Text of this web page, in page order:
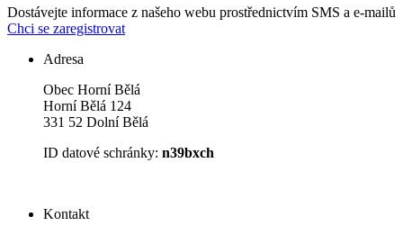
Dostávejte informace z našeho webu prostřednictvím SMS a e-mailů
Chci se zaregistrovat
Adresa
Obec Horní Bělá
Horní Bělá 124
331 52 Dolní Bělá
ID datové schránky: n39bxch
Kontakt